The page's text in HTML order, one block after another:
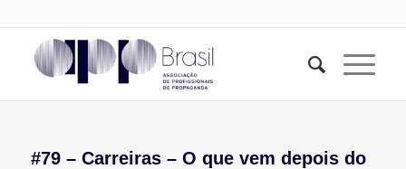
#79 – Carreiras – O que vem depois do